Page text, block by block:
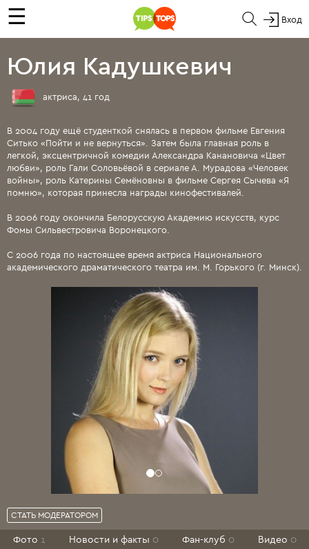
☰ Вход
Юлия Кадушкевич
актриса, 41 год
В 2004 году ещё студенткой снялась в первом фильме Евгения
Ситько «Пойти и не вернуться». Затем была главная роль в
легкой, эксцентричной комедии Александра Канановича «Цвет
любви», роль Гали Соловьёвой в сериале А. Мурадова «Человек
войны», роль Катерины Семёновны в фильме Сергея Сычева «Я
помню», которая принесла награды кинофестивалей.
В 2006 году окончила Белорусскую Академию искусств, курс
Фомы Сильвестровича Воронецкого.
C 2006 года по настоящее время актриса Национального
академического драматического театра им. М. Горького (г. Минск).
СТАТЬ МОДЕРАТОРОМ
Фото 1 Новости и факты 0 Фан-клуб 0 Видео 0